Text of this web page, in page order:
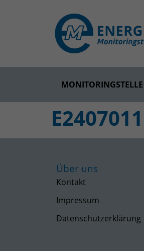
MONITORINGSTELLE
Über uns
Kontakt
Impressum
Datenschutzerklärung